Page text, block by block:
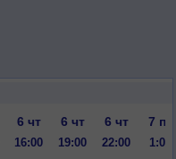
6 чт 6 чт 6 чт 7 пт
16:00 19:00 22:00 1:00